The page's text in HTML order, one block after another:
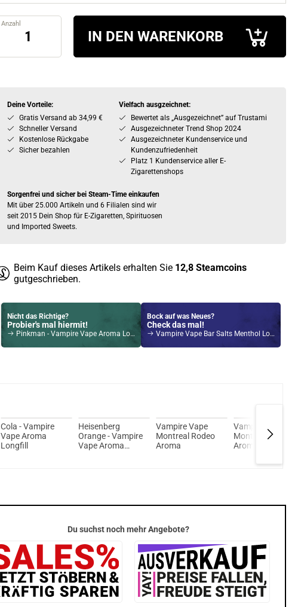
Anzahl
IN DEN WARENKORB
Deine Vorteile:
Gratis Versand ab 34,99 €
Schneller Versand
Kostenlose Rückgabe
Sicher bezahlen
Vielfach ausgzeichnet:
Bewertet als „Ausgezeichnet” auf Trustami
Ausgezeichneter Trend Shop 2024
Ausgezeichneter Kundenservice und
Kundenzufriedenheit
Platz 1 Kundenservice aller E-
Zigarettenshops
Sorgenfrei und sicher bei Steam-Time einkaufen
Mit über 25.000 Artikeln und 6 Filialen sind wir
seit 2015 Dein Shop für E-Zigaretten, Spirituosen
und Imported Sweets.
Beim Kauf dieses Artikels erhalten Sie 12,8 Steamcoins
gutgeschrieben.
Nicht das Richtige?
Probier's mal hiermit!
Pinkman - Vampire Vape Aroma Longfill
Bock auf was Neues?
Check das mal!
Vampire Vape Bar Salts Menthol Longfill Aroma
Cola - Vampire
Vape Aroma
Longfill
Heisenberg
Orange - Vampire
Vape Aroma
Vampire Vape
Montreal Rodeo
Aroma
Vampire Vape
Montreal Oasis
Aroma
Du suchst noch mehr Angebote?